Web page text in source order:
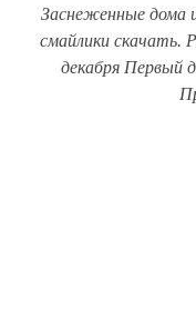
Заснеженные дома
смайлики скачать.
декабря Первый